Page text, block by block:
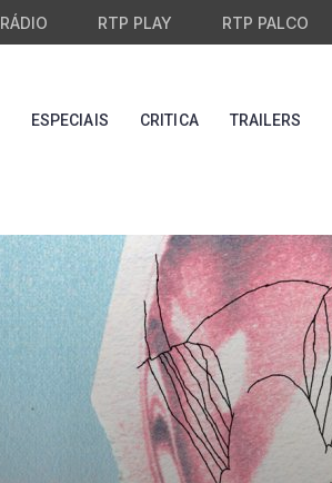
RÁDIO RTP PLAY RTP PALCO
ESPECIAIS CRITICA TRAILERS